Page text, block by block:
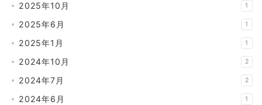
2025年10月 1
2025年6月 1
2025年1月 1
2024年10月 2
2024年7月 2
2024年6月 1